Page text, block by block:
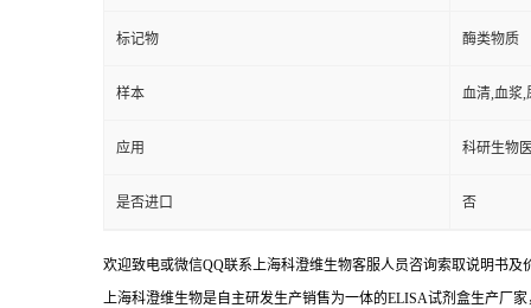
标记物 酶类物质
样本 血清,血浆,
应用 科研生物
是否进口 否
欢迎致电或微信QQ联系上海科澄维生物客服人员咨询索取说明书及
上海科澄维生物是自主研发生产销售为一体的ELISA试剂盒生产厂